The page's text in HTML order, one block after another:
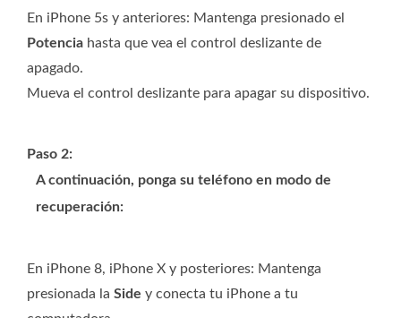
En iPhone 5s y anteriores: Mantenga presionado el
Potencia hasta que vea el control deslizante de
apagado.
Mueva el control deslizante para apagar su dispositivo.
Paso 2:
A continuación, ponga su teléfono en modo de
recuperación:
En iPhone 8, iPhone X y posteriores: Mantenga
presionada la Side y conecta tu iPhone a tu